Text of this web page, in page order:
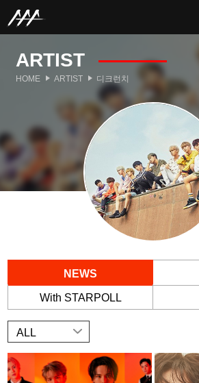
ARTIST
HOME ARTIST 디크런치
NEWS
With STARPOLL
ALL